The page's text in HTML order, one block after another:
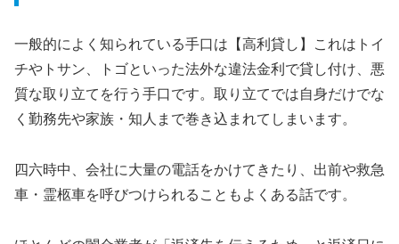
一般的によく知られている手口は【高利貸し】これはトイ
チやトサン、トゴといった法外な違法金利で貸し付け、悪
質な取り立てを行う手口です。取り立てでは自身だけでな
く勤務先や家族・知人まで巻き込まれてしまいます。
四六時中、会社に大量の電話をかけてきたり、出前や救急
車・霊柩車を呼びつけられることもよくある話です。